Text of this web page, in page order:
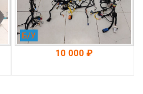
Б/У
10 000 ₽